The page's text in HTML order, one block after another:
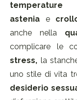
temperature
astenia e
anche nella
complicare le
stress, la
uno stile di vita
desiderio